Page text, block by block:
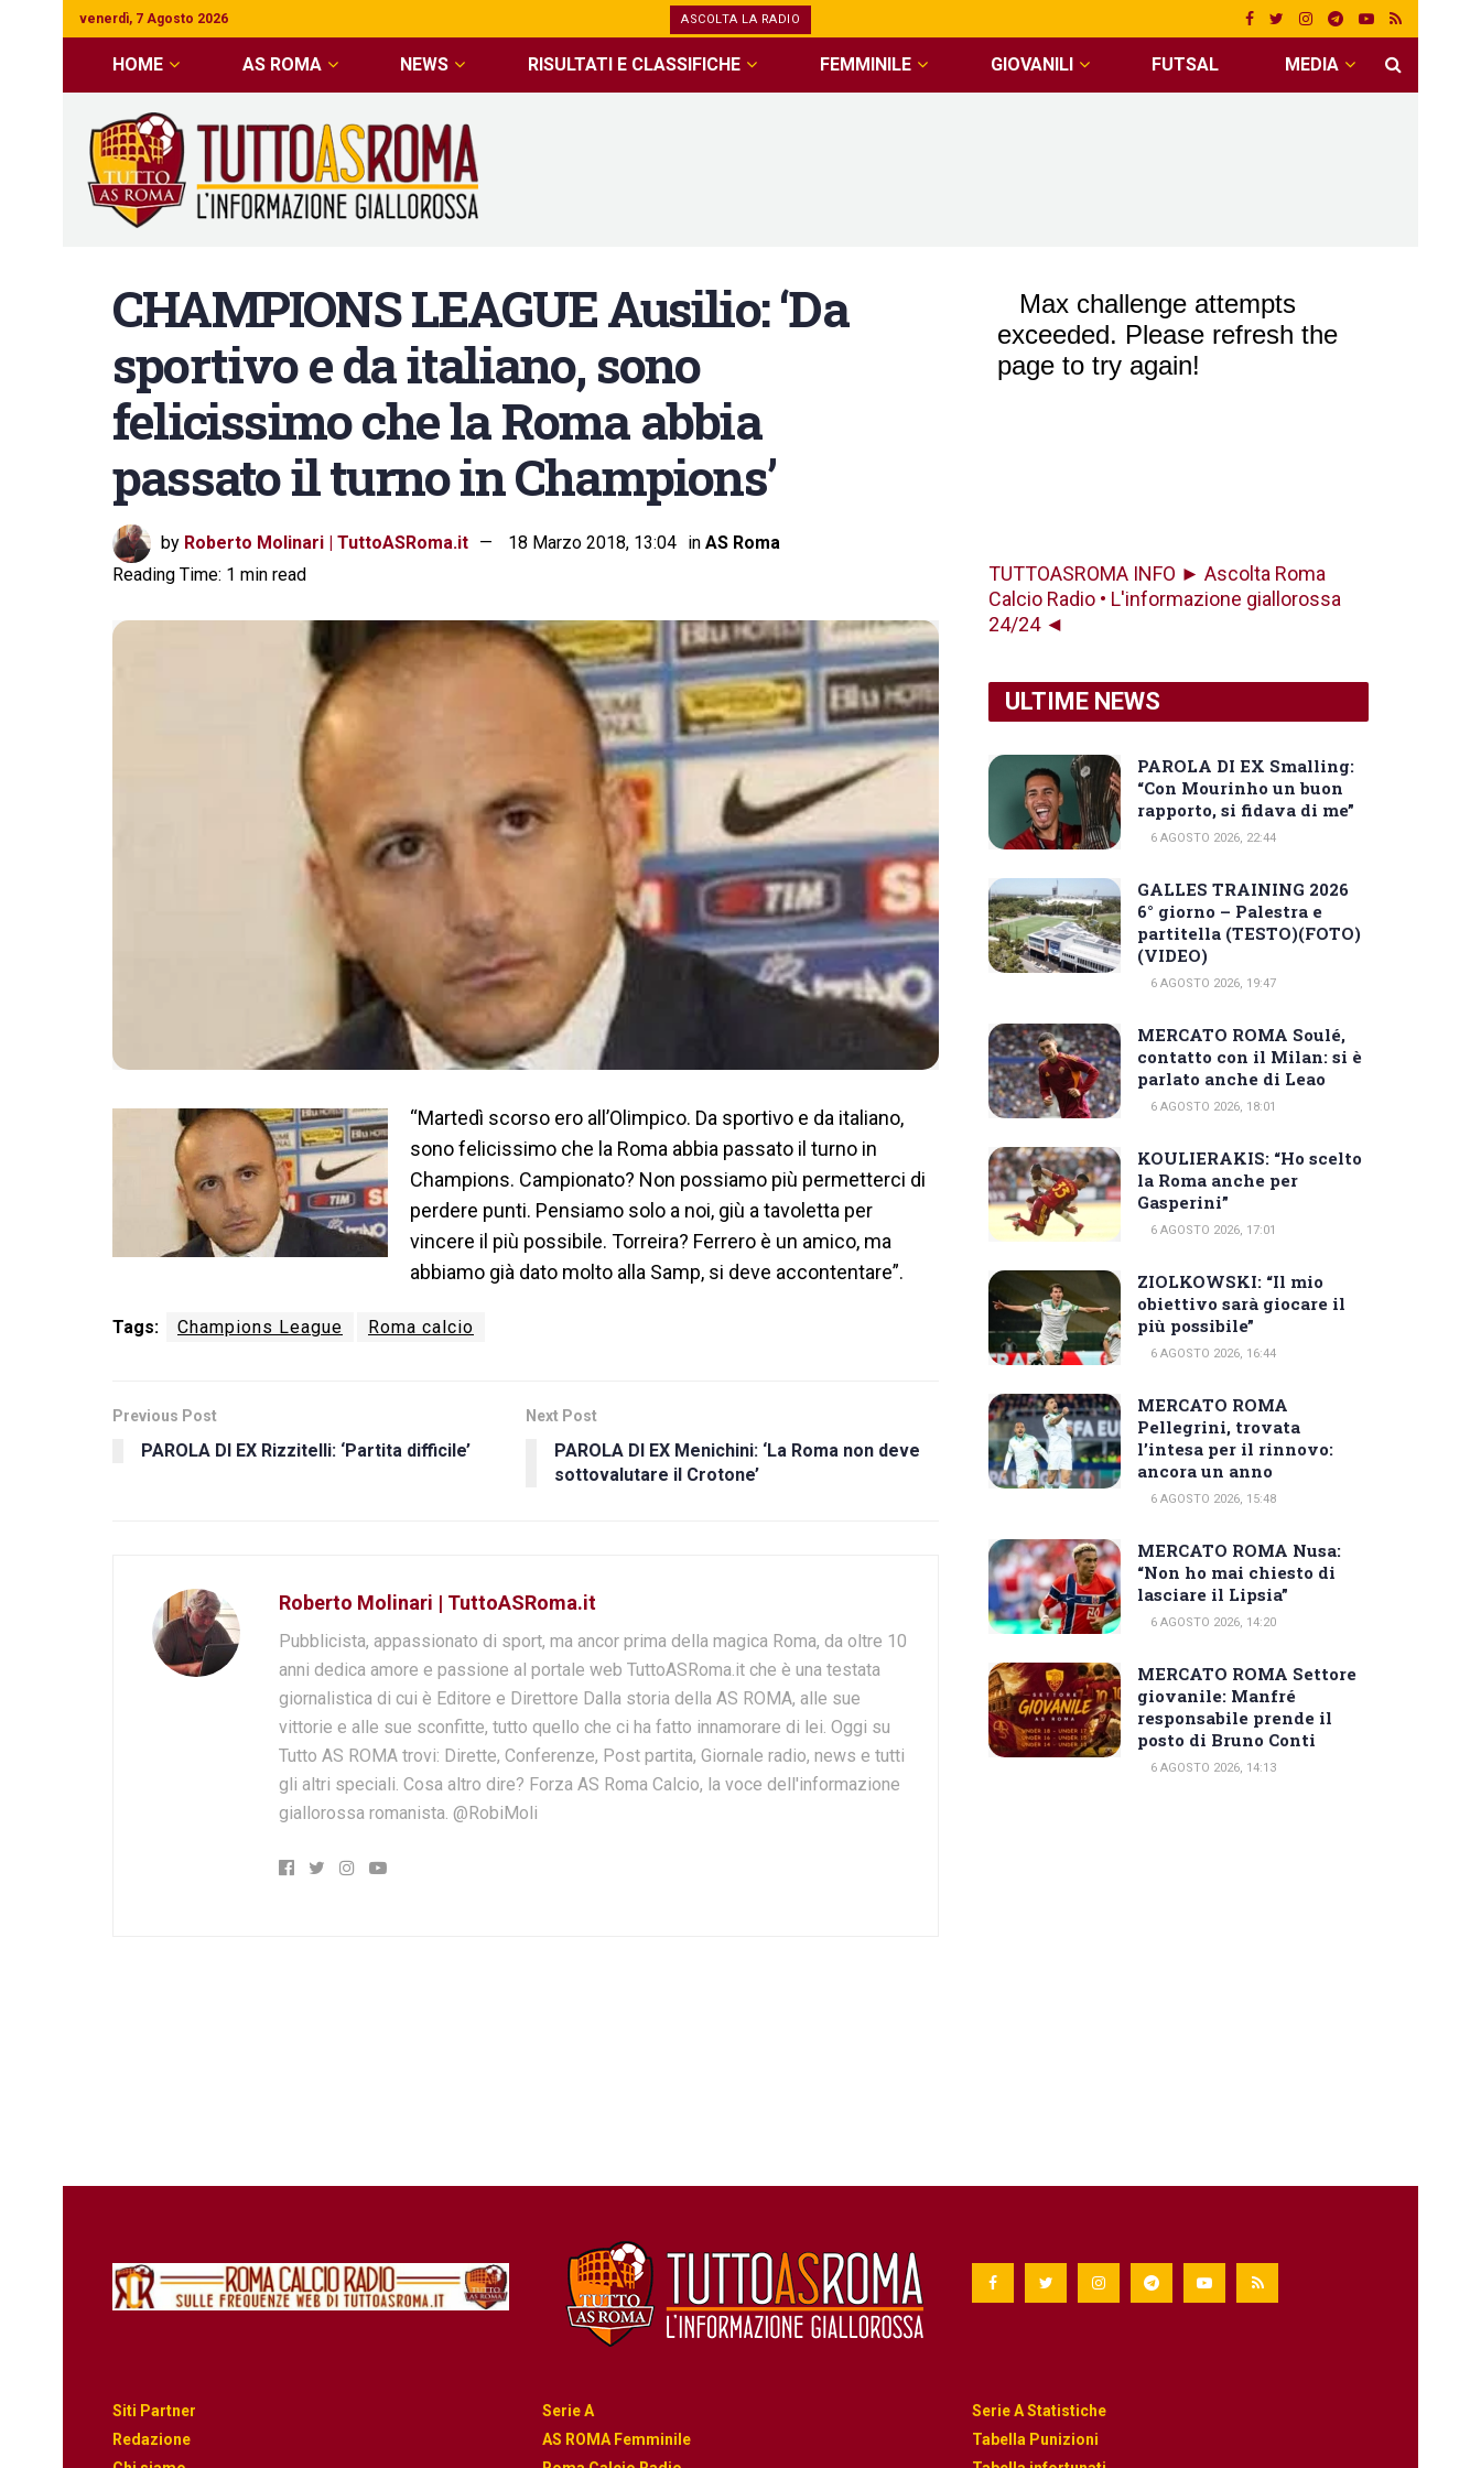
venerdì, 7 Agosto 2026 ASCOLTA LA RADIO
HOME AS ROMA NEWS RISULTATI E CLASSIFICHE FEMMINILE GIOVANILI FUTSAL MEDIA
CHAMPIONS LEAGUE Ausilio: ‘Da
sportivo e da italiano, sono
felicissimo che la Roma abbia
passato il turno in Champions’
by Roberto Molinari | TuttoASRoma.it 18 Marzo 2018, 13:04 in AS Roma
Reading Time: 1 min read
“Martedì scorso ero all’Olimpico. Da sportivo e da italiano,
sono felicissimo che la Roma abbia passato il turno in
Champions. Campionato? Non possiamo più permetterci di
perdere punti. Pensiamo solo a noi, giù a tavoletta per
vincere il più possibile. Torreira? Ferrero è un amico, ma
abbiamo già dato molto alla Samp, si deve accontentare”.
Tags: Champions League Roma calcio
Previous Post
PAROLA DI EX Rizzitelli: ‘Partita difficile’
Next Post
PAROLA DI EX Menichini: ‘La Roma non deve
sottovalutare il Crotone’
Roberto Molinari | TuttoASRoma.it
Pubblicista, appassionato di sport, ma ancor prima della magica Roma, da oltre 10
anni dedica amore e passione al portale web TuttoASRoma.it che è una testata
giornalistica di cui è Editore e Direttore Dalla storia della AS ROMA, alle sue
vittorie e alle sue sconfitte, tutto quello che ci ha fatto innamorare di lei. Oggi su
Tutto AS ROMA trovi: Dirette, Conferenze, Post partita, Giornale radio, news e tutti
gli altri speciali. Cosa altro dire? Forza AS Roma Calcio, la voce dell'informazione
giallorossa romanista. @RobiMoli
TUTTOASROMA INFO ► Ascolta Roma
Calcio Radio • L'informazione giallorossa
24/24 ◄
ULTIME NEWS
PAROLA DI EX Smalling:
“Con Mourinho un buon
rapporto, si fidava di me”
6 AGOSTO 2026, 22:44
GALLES TRAINING 2026
6° giorno – Palestra e
partitella (TESTO)(FOTO)
(VIDEO)
6 AGOSTO 2026, 19:47
MERCATO ROMA Soulé,
contatto con il Milan: si è
parlato anche di Leao
6 AGOSTO 2026, 18:01
KOULIERAKIS: “Ho scelto
la Roma anche per
Gasperini”
6 AGOSTO 2026, 17:01
ZIOLKOWSKI: “Il mio
obiettivo sarà giocare il
più possibile”
6 AGOSTO 2026, 16:44
MERCATO ROMA
Pellegrini, trovata
l’intesa per il rinnovo:
ancora un anno
6 AGOSTO 2026, 15:48
MERCATO ROMA Nusa:
“Non ho mai chiesto di
lasciare il Lipsia”
6 AGOSTO 2026, 14:20
MERCATO ROMA Settore
giovanile: Manfré
responsabile prende il
posto di Bruno Conti
6 AGOSTO 2026, 14:13
Siti Partner
Redazione
Serie A
AS ROMA Femminile
Serie A Statistiche
Tabella Punizioni